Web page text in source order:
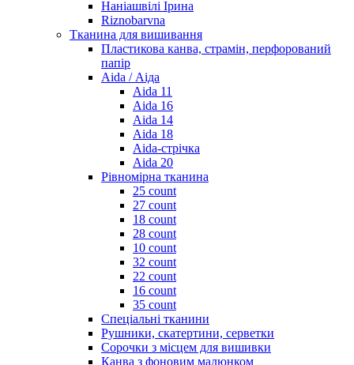
Наніашвілі Ірина
Riznobarvna
Тканина для вишивання
Пластикова канва, страмін, перфорований
папір
Aida / Аіда
Aida 11
Aida 16
Aida 14
Aida 18
Aida-стрічка
Aida 20
Рівномірна тканина
25 count
27 count
18 count
28 count
10 count
32 count
22 count
16 count
35 count
Спеціальні тканини
Рушники, скатертини, серветки
Сорочки з місцем для вишивки
Канва з фоновим малюнком